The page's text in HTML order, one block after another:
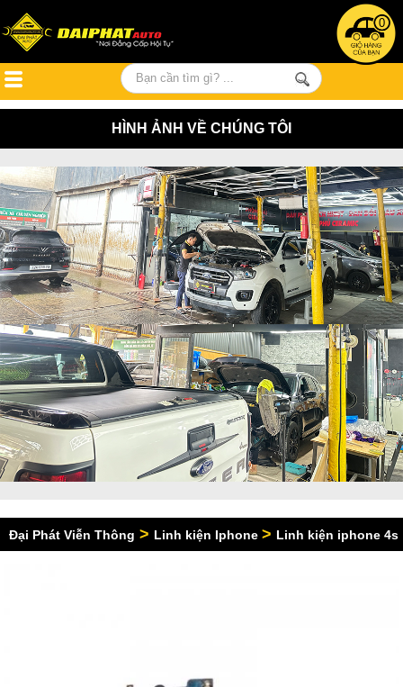
0
HÌNH ẢNH VỀ CHÚNG TÔI
Đại Phát Viễn Thông > Linh kiện Iphone > Linh kiện iphone 4s